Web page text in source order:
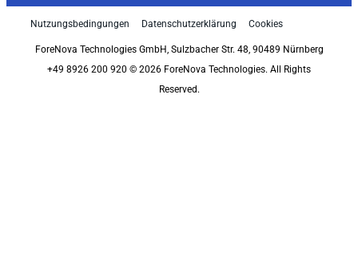
Nutzungsbedingungen Datenschutzerklärung Cookies
ForeNova Technologies GmbH, Sulzbacher Str. 48, 90489 Nürnberg
+49 8926 200 920 © 2026 ForeNova Technologies. All Rights
Reserved.